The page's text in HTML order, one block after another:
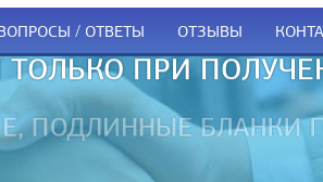
/ ОТВЕТЫ ОТЗЫВЫ
ПРИ